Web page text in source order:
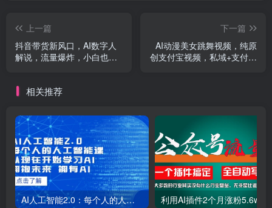
上一篇
抖音带货新风口，AI数字人
解说，流量爆炸，小白也能
下一篇
AI动漫美女跳舞视频，纯原
创支付宝视频，私域+支付宝
相关推荐
AI人工智能2.0：每个人的人工智能课：从现在开始学习AI（38节课）